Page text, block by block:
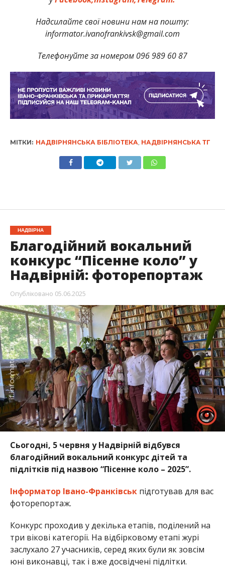
Надсилайте свої новини нам на пошту:
informator.ivanofrankivsk@gmail.com
Телефонуйте за номером 096 989 60 87
МІТКИ: НАДВІРНЯНСЬКА БІБЛІОТЕКА НАДВІРНЯНСЬКА ТГ
НАДВІРНА
Благодійний вокальний
конкурс “Пісенне коло” у
Надвірній: фоторепортаж
Опубліковано 05.06.2025
Сьогодні, 5 червня у Надвірній відбувся
благодійний вокальний конкурс дітей та
підлітків під назвою “Пісенне коло – 2025”.
Інформатор Івано-Франківськпідготував для вас
фоторепортаж.
Конкурс проходив у декілька етапів, поділений на
три вікові категорії. На відбірковому етапі журі
заслухало 27 учасників, серед яких були як зовсім
юні виконавці, так і вже досвідчені підлітки.